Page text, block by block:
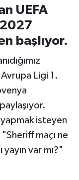
UEFA
başlıyor.
Ligi 1.
yapmak isteyen
maçı ne
var mı?"